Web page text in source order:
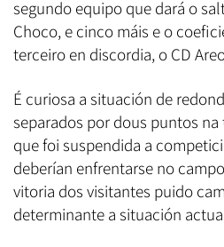
segundo equipo que dará o
Choco, e cinco máis e o
terceiro en discordia, o CD
É curiosa a situación de
separados por dous puntos na
que foi suspendida a
deberían enfrentarse no
vitoria dos visitantes puido
determinante a situación